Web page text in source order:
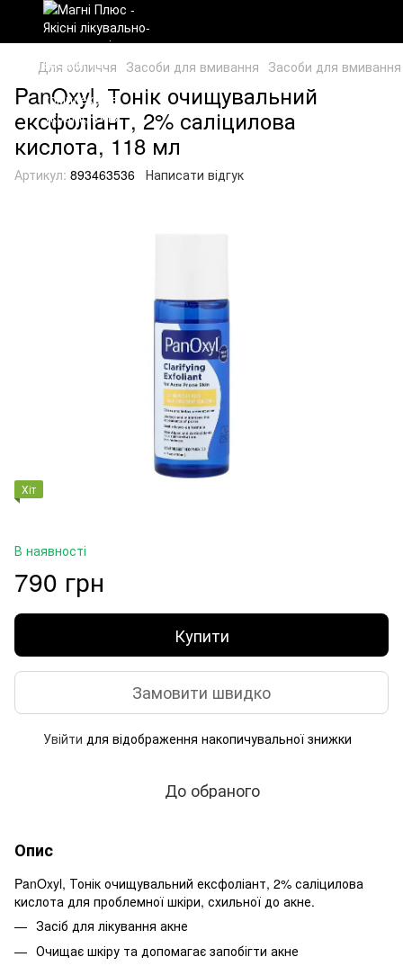
Для обличчя Засоби для вмивання Засоби для
PanOxyl, Тонік очищувальний
ексфоліант, 2% саліцилова
кислота, 118 мл
Артикул: 893463536 Написати відгук
Хіт
В наявності
790 грн
Купити
Замовити швидко
Увійти для відображення накопичувальної знижки
До обраного
Опис
PanOxyl, Тонік очищувальний ексфоліант, 2% саліцилова
кислота для проблемної шкіри, схильної до акне.
Засіб для лікування акне
Очищає шкіру та допомагає запобігти акне